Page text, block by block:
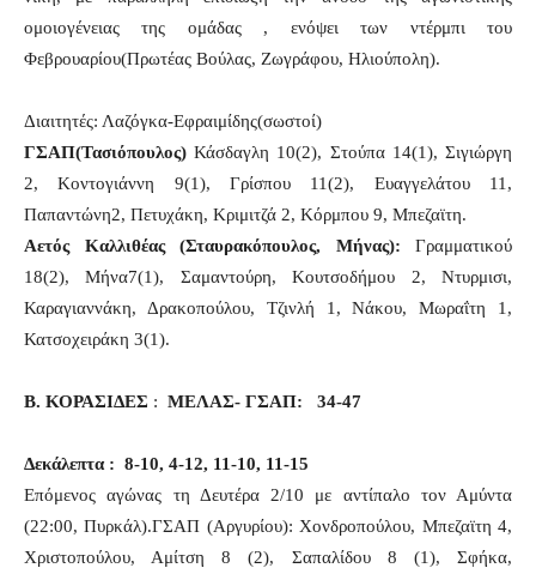
ομοιογένειας της ομάδας , ενόψει των ντέρμπι του
Φεβρουαρίου(Πρωτέας Βούλας, Ζωγράφου, Ηλιούπολη).
Διαιτητές: Λαζόγκα-Εφραιμίδης(σωστοί)
ΓΣΑΠ(Τασιόπουλος) Κάσδαγλη 10(2), Στούπα 14(1), Σιγιώργη
2, Κοντογιάννη 9(1), Γρίσπου 11(2), Ευαγγελάτου 11,
Παπαντώνη2, Πετυχάκη, Κριμιτζά 2, Κόρμπου 9, Μπεζαϊτη.
Αετός Καλλιθέας (Σταυρακόπουλος, Μήνας): Γραμματικού
18(2), Μήνα7(1), Σαμαντούρη, Κουτσοδήμου 2, Ντυρμισι,
Καραγιαννάκη, Δρακοπούλου, Τζινλή 1, Νάκου, Μωραΐτη 1,
Κατσοχειράκη 3(1).
Β. ΚΟΡΑΣΙΔΕΣ : ΜΕΛΑΣ- ΓΣΑΠ: 34-47
Δεκάλεπτα : 8-10, 4-12, 11-10, 11-15
Επόμενος αγώνας τη Δευτέρα 2/10 με αντίπαλο τον Αμύντα
(22:00, Πυρκάλ).ΓΣΑΠ (Αργυρίου): Χονδροπούλου, Μπεζαϊτη 4,
Χριστοπούλου, Αμίτση 8 (2), Σαπαλίδου 8 (1), Σφήκα,